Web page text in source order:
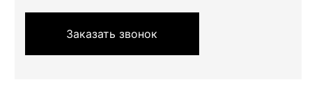
Заказать звонок